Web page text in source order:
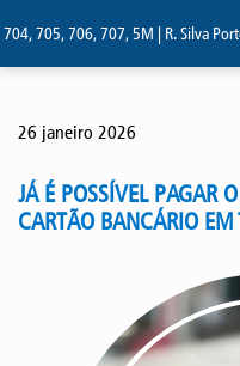
705, 706, 707, 5M | R. Silva Porto
26 janeiro 2026
JÁ É POSSÍVEL PAGAR
CARTÃO BANCÁRIO EM